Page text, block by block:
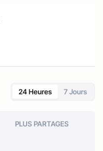
24 Heures 7 Jours
PLUS PARTAGES